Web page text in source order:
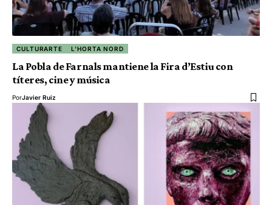
CULTURARTE L'HORTA NORD
La Pobla de Farnals mantiene la Fira d’Estiu con
títeres, cine y música
PorJavier Ruiz